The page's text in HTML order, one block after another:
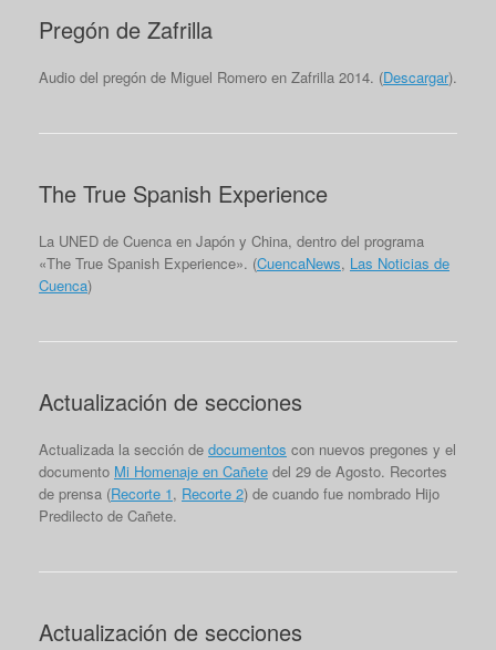
Pregón de Zafrilla
Audio del pregón de Miguel Romero en Zafrilla 2014. (Descargar).
The True Spanish Experience
La UNED de Cuenca en Japón y China, dentro del programa
«The True Spanish Experience». (CuencaNews, Las Noticias de
Cuenca)
Actualización de secciones
Actualizada la sección de documentos con nuevos pregones y el
documento Mi Homenaje en Cañete del 29 de Agosto. Recortes
de prensa (Recorte 1, Recorte 2) de cuando fue nombrado Hijo
Predilecto de Cañete.
Actualización de secciones